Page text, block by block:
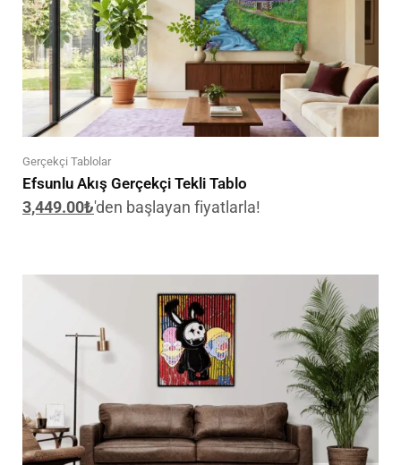
Gerçekçi Tablolar
Efsunlu Akış Gerçekçi Tekli Tablo
3,449.00₺'den başlayan fiyatlarla!